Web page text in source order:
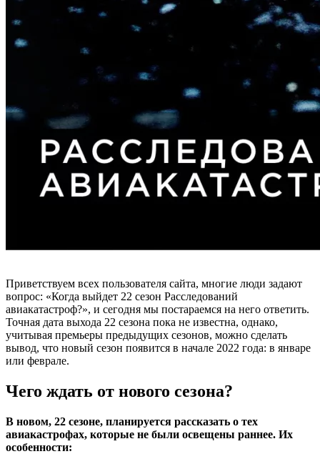
Приветствуем всех пользователя сайта, многие люди задают
вопрос: «Когда выйдет 22 сезон Расследований
авиакатастроф?», и сегодня мы постараемся на него ответить.
Точная дата выхода 22 сезона пока не известна, однако,
учитывая премьеры предыдущих сезонов, можно сделать
вывод, что новый сезон появится в начале 2022 года: в январе
или феврале.
Чего ждать от нового сезона?
В новом, 22 сезоне, планируется рассказать о тех
авиакастрофах, которые не были освещены раннее. Их
особенности: